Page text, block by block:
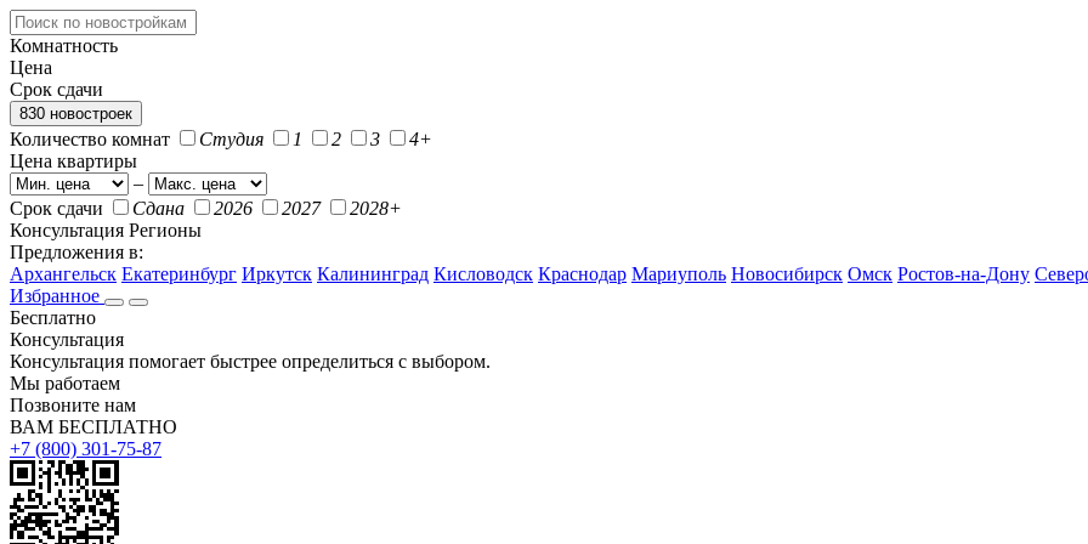
Комнатность
Цена
Срок сдачи
830 новостроек
Количество комнат Студия 1 2 3
4+
Цена квартиры
–
Срок сдачи
Сдана 2026 2027
2028+
Консультация Регионы
Предложения в:
Архангельск Екатеринбург Иркутск Калининград Кисловодск Краснодар Мариуполь Новосибирск Омск Ростов-на-Дону
Избранное
Бесплатно
Консультация
Консультация помогает быстрее определиться с выбором.
Мы работаем
Позвоните нам
ВАМ БЕСПЛАТНО
+7 (800) 301-75-87